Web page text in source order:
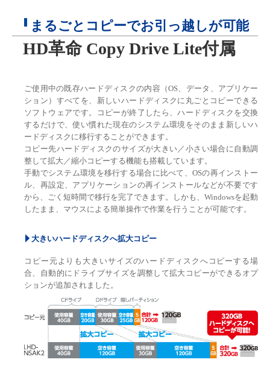
まるごとコピーでお引っ越しが可能
HD革命 Copy Drive Lite付属
ご使用中の既存ハードディスクの内容（OS、データ、アプリケー
ション）すべてを、新しいハードディスクに丸ごとコピーできる
ソフトウェアです。コピーが終了したら、ハードディスクを交換
するだけで、使い慣れた現在のシステム環境をそのまま新しいハ
ードディスクに移行することができます。
コピー先ハードディスクのサイズが大きい／小さい場合に自動調
整して拡大／縮小コピーする機能も搭載しています。
手動でシステム環境を移行する場合に比べて、OSの再インストー
ル、再設定、アプリケーションの再インストールなどが不要です
から、ごく短時間で移行を完了できます。しかも、Windowsを起動
したまま、マウスによる簡単操作で作業を行うことが可能です。
大きいハードディスクへ拡大コピー
コピー元よりも大きいサイズのハードディスクへコピーする場
合、自動的にドライブサイズを調整して拡大コピーができるオプ
ションが追加されました。